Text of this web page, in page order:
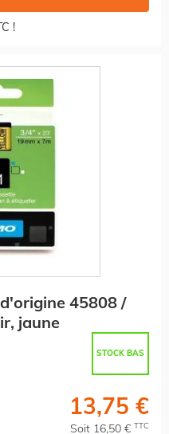
!
45808 /
jaune
STOCK BAS
13,75 €
Soit 16,50 € TTC